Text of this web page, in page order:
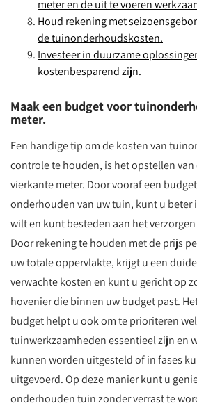
meter en de uit te voeren
Houd rekening met
de tuinonderhoudskosten.
Investeer in duurzame
kostenbesparend zijn.
Maak een budget voor
meter.
Een handige tip om de kosten van
controle te houden, is het opstellen
vierkante meter. Door vooraf een
onderhouden van uw tuin, kunt u beter
wilt en kunt besteden aan het
Door rekening te houden met de prijs
uw totale oppervlakte, krijgt u een
verwachte kosten en kunt u gericht op
hovenier die binnen uw budget past.
budget helpt u ook om te prioriteren
tuinwerkzaamheden essentieel zijn en
kunnen worden uitgesteld of in fases
uitgevoerd. Op deze manier kunt u
onderhouden tuin zonder verrast te